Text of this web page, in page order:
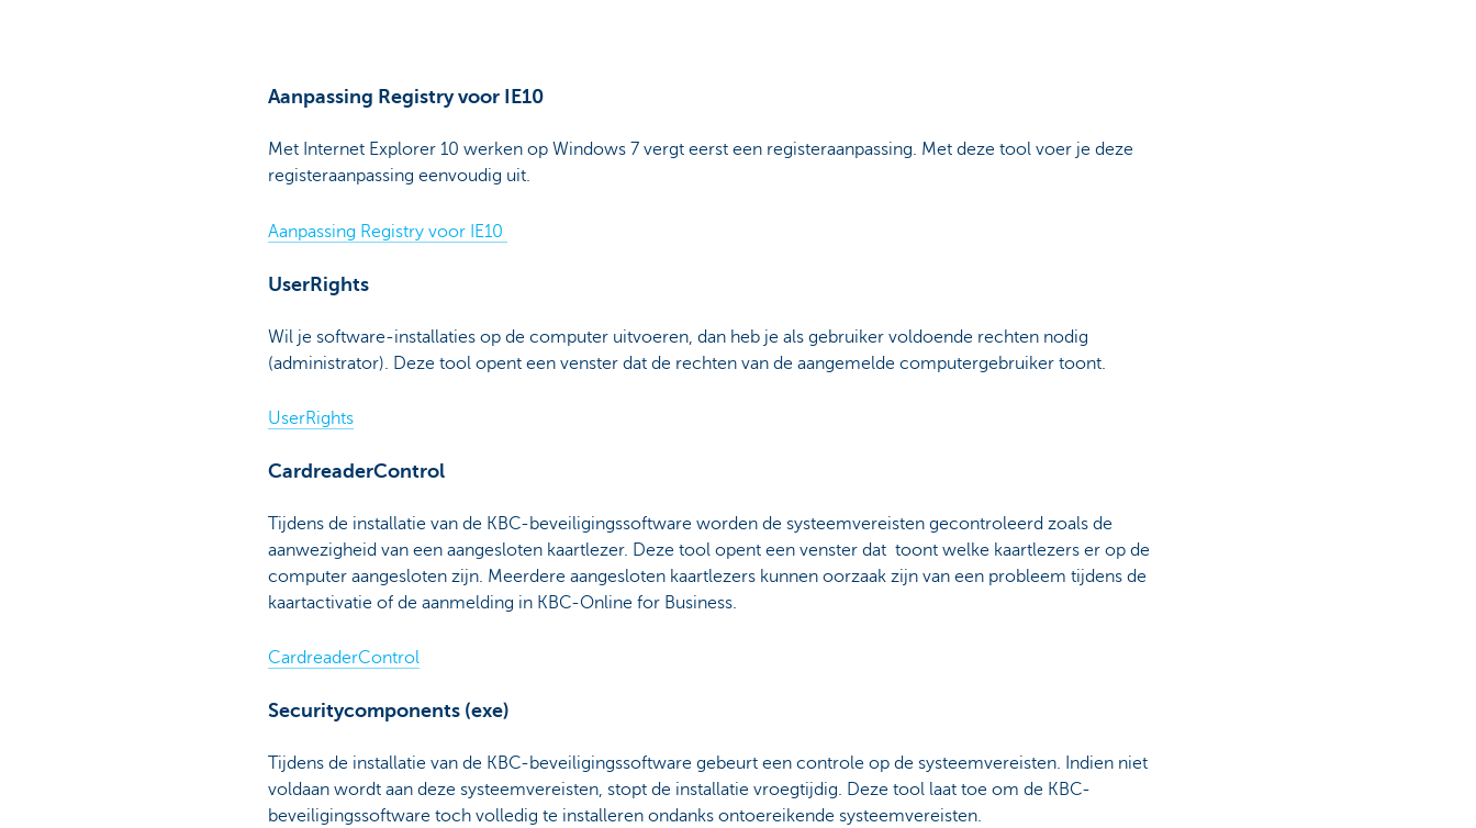
Aanpassing Registry voor IE10
Met Internet Explorer 10 werken op Windows 7 vergt eerst een registeraanpassing. Met deze tool voer je deze
registeraanpassing eenvoudig uit.
Aanpassing Registry voor IE10
UserRights
Wil je software-installaties op de computer uitvoeren, dan heb je als gebruiker voldoende rechten nodig
(administrator). Deze tool opent een venster dat de rechten van de aangemelde computergebruiker toont.
UserRights
CardreaderControl
Tijdens de installatie van de KBC-beveiligingssoftware worden de systeemvereisten gecontroleerd zoals de
aanwezigheid van een aangesloten kaartlezer. Deze tool opent een venster dat toont welke kaartlezers er op de
computer aangesloten zijn. Meerdere aangesloten kaartlezers kunnen oorzaak zijn van een probleem tijdens de
kaartactivatie of de aanmelding in KBC-Online for Business.
CardreaderControl
Securitycomponents (exe)
Tijdens de installatie van de KBC-beveiligingssoftware gebeurt een controle op de systeemvereisten. Indien niet
voldaan wordt aan deze systeemvereisten, stopt de installatie vroegtijdig. Deze tool laat toe om de KBC-
beveiligingssoftware toch volledig te installeren ondanks ontoereikende systeemvereisten.